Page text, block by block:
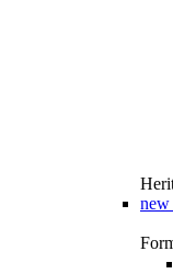
new